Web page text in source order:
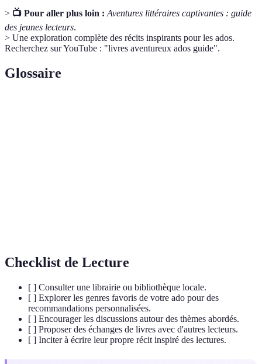
> 📺 Pour aller plus loin : Aventures littéraires captivantes : guide
des jeunes lecteurs.
> Une exploration complète des récits inspirants pour les ados.
Recherchez sur YouTube : "livres aventureux ados guide".
Glossaire
Checklist de Lecture
[ ] Consulter une librairie ou bibliothèque locale.
[ ] Explorer les genres favoris de votre ado pour des
recommandations personnalisées.
[ ] Encourager les discussions autour des thèmes abordés.
[ ] Proposer des échanges de livres avec d'autres lecteurs.
[ ] Inciter à écrire leur propre récit inspiré des lectures.